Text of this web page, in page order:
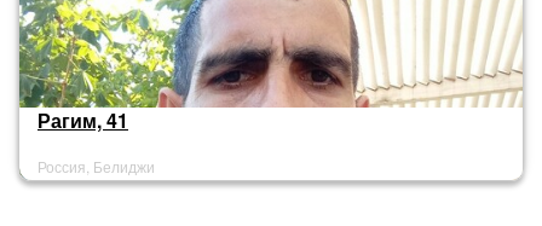
Рагим, 41
Россия, Белиджи